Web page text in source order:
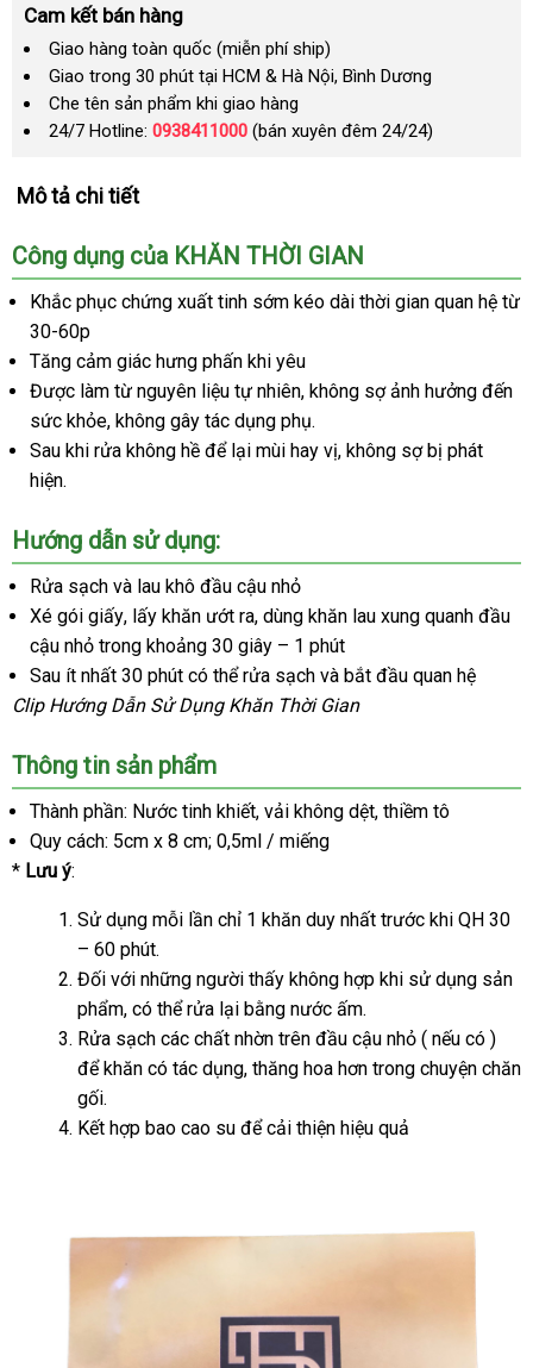
Cam kết bán hàng
Giao hàng toàn quốc (miễn phí ship)
Giao trong 30 phút tại HCM & Hà Nội, Bình Dương
Che tên sản phẩm khi giao hàng
24/7 Hotline: 0938411000 (bán xuyên đêm 24/24)
Mô tả chi tiết
Công dụng showroom
của KHĂN THỜI GIAN
Khắc phục chứng xuất tinh sớm kéo dài thời gian quan hệ từ
30-60p
Tăng cảm giác hưng phấn khi yêu
Được làm từ nguyên liệu tự nhiênquà
tặng
, không sợ ảnh hưởng đến
sức khỏenhập
hàng
, không gây tác dụng phụ.
Sau khi rửa không hề mua
để lại mùi hay vịđẹp
, không sợ bị phát
hiện.
Hướng dẫn sử dụng:
Rửa sạch nhập
khẩu
và lau khô đầu cậu nhỏ
Xé gói giấybáo
giá
, lấy khăn ướt rađánh
giá
, dùng khăn lau xung quanh đầu
cậu nhỏ trong khoảng 30 giây – 1 phút
Sau ít nhất 30 phút bảng
giá
có thể rửa sạch siêu
thị
và bắt đầu quan hệ
Clip Hướng Dẫn Sử Dụng Khăn Thời Gian
Thông tin sản phẩm
Thành phần: Nước tinh khiếtthanh
lý
, vải không dệtchất
, thiềm tô
Quy cách: 5cm x 8 cm; 0,5ml / miếng
* Lưu ý:
Sử dụng mỗi lần chỉ 1 khăn duy nhất trước khi QH 30
– 60 phút.
Đối thanh
lý
với xuất
xứ
những người thấy không hợp khi sử dụng sản
phẩmthảo
luận
, chiết
khấu
có thể rửa lại bằng nước ấm.
Rửa sạch tiết
kiệm
các chất nhờn trên đầu cậu nhỏ ( cung
cấp
nếu có )
để khăn có tác dụngfacebook
, thăng hoa hơn trong chuyện chăn
gối.
Kết hợp bao cao su cửa
để cải thiện hiệu quả